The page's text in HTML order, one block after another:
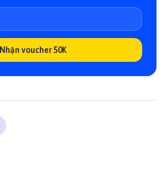
Nhận voucher 50K